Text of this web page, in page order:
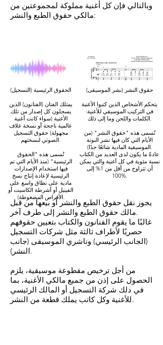
وبالتالي فإن كل أغنية مملوكة لمجموعتين من
مالكي حقوق الطبع والنشر:
يجوز نقل حقوق الطبع والنشر أو بيعها من قبل
مالك حقوق الطبع والنشر إلى طرف آخر.
غالبًا ما يقوم الفنانون والكتاب بتعيين حقوقهم
حصريًا لأطراف ثالثة مثل شركات التسجيل
(الجانب الرئيسي) وناشري الموسيقى (جانب
النشر).
من أجل ترخيص مقطوعة موسيقية، يلزم
الحصول على إذن من جميع مالكي الأغنية، بما
في ذلك شركة التسجيل أو المالك الرئيسي
للأغنية وكل كاتب يملك قطعة من النشر.
الحقوق الرئيسية (التسجيل)
يمتلك الفنان (الفنانون) الذين
يسجلون كل إصدار من تلك
الأغنية (سواء كانت أغنية
عالمية ناجحة أو نسخة غلاف
مجهولة) حقوق التسجيل
الصوتي لنسختهم.
تُسمى هذه "الحقوق
الرئيسية" (منذ الأيام التي تم
فيها استخدام الإصدارات
الرئيسية لإعادة إنتاج نسخ
مادية على نطاق واسع على
الفينيل أو أشرطة الكاسيت أو
الأقراص المضغوطة).
حقوق النشر (نشر الموسيقى)
يتحكم الأشخاص الذين كتبوا الأغنية
في التركيب الموسيقي للأغنية:
الكلمات واللحن وما إلى ذلك.
تُسمى هذه "حقوق النشر" (من
الأيام التي كان فيها نشر النوتة
الموسيقية المادية شائعًا جدًا).
عادةً ما يكون لدى العديد من الكتاب
نسبة مئوية في كل أغنية والتي يمكن
أن تتراوح من أقل من 1% إلى
100%.